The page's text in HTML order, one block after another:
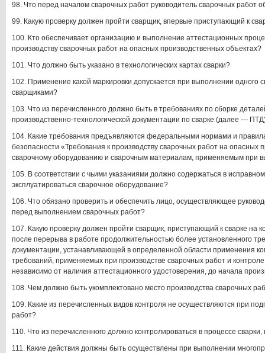
98. Что перед началом сварочных работ руководитель сварочных работ
99. Какую проверку должен пройти сварщик, впервые приступающий к
100. Кто обеспечивает организацию и выполнение аттестационных
производству сварочных работ на опасных производственных объектах?
101. Что должно быть указано в технологических картах сварки?
102. Применение какой маркировки допускается при выполнении одного
сварщиками?
103. Что из перечисленного должно быть в требованиях по сборке
производственно-технологической документации по сварке (далее —
104. Какие требования предъявляются федеральными нормами и
безопасности «Требования к производству сварочных работ на опасных
сварочному оборудованию и сварочным материалам, применяемым при
105. В соответствии с чьими указаниями должно содержаться в
эксплуатироваться сварочное оборудование?
106. Что обязано проверить и обеспечить лицо, осуществляющее
перед выполнением сварочных работ?
107. Какую проверку должен пройти сварщик, приступающий к сварке на
после перерыва в работе продолжительностью более установленного
документации, устанавливающей в определенной области применения
требований, применяемых при производстве сварочных работ и
независимо от наличия аттестационного удостоверения, до начала
108. Чем должно быть укомплектовано место производства сварочных
109. Какие из перечисленных видов контроля не осуществляются при
работ?
110. Что из перечисленного должно контролироваться в процессе
111. Какие действия должны быть осуществлены при выполнении